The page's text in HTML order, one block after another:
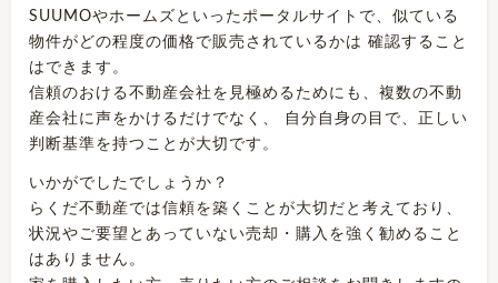
SUUMOやホームズといったポータルサイトで、似ている
物件がどの程度の価格で販売されているかは 確認すること
はできます。
信頼のおける不動産会社を見極めるためにも、複数の不動
産会社に声をかけるだけでなく、 自分自身の目で、正しい
判断基準を持つことが大切です。
いかがでしたでしょうか？
らくだ不動産では信頼を築くことが大切だと考えており、
状況やご要望とあっていない売却・購入を強く勧めること
はありません。